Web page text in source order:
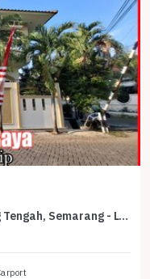
For Sale rumah Mewah di Semarang Tengah, Semarang - LT 349m²